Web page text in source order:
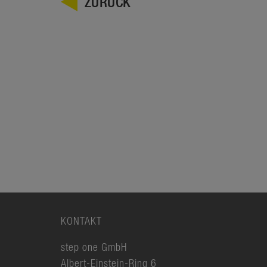
ZURÜCK
KONTAKT
step one GmbH
Albert-Einstein-Ring 6